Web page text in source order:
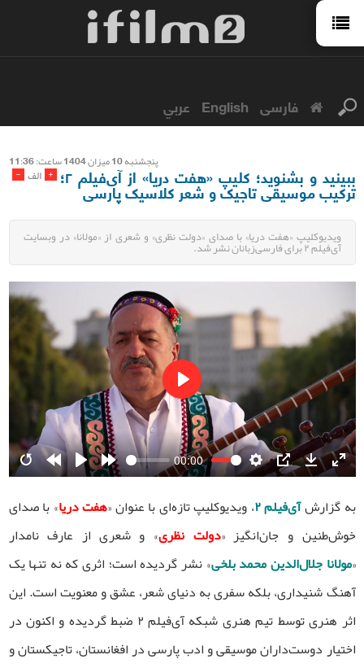
فارسی English عربي
پنجشنبه 10 میزان 1404 ساعت: 11:36
- الف + ببینید و بشنوید؛ کلیپ «هفت دریا» از آی‌فیلم ۲؛
ترکیب موسیقی تاجیک و شعر کلاسیک پارسی
ویدیوکلیپ «هفت دریا» با صدای «دولت نظری» و شعری از «مولانا» در وبسایت
آی‌فیلم ۲ برای فارسی‌زبانان نشر شد.
RestartRewindPlay Forward
00:00
Settings
PIP Download
Play
به گزارشآی‌فیلم ۲ ، ویدیوکلیپ تازه‌ای با عنوان «هفت دریا» با صدای
خوش‌طنین و جان‌انگیز «دولت نظری» و شعری از عارف نامدار
«مولانا جلال‌الدین محمد بلخی» نشر گردیده است؛ اثری که نه تنها یک
آهنگ شنیداری، بلکه سفری به دنیای شعر، عشق و معنویت است. این
اثر هنری توسط تیم هنری شبکه آی‌فیلم ۲ ضبط گردیده و اکنون در
اختیار دوست‌داران موسیقی و ادب پارسی در افغانستان، تاجیکستان و